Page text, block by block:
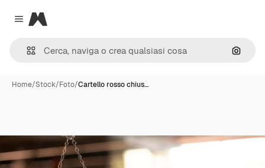
Close menu
Magnific
Cerca
Home/Stock/Foto/Cartello rosso chius…